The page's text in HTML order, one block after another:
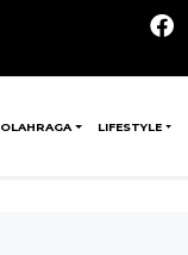
OLAHRAGA LIFESTYLE